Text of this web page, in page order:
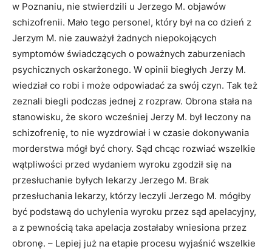
w Poznaniu, nie stwierdzili u Jerzego M. objawów
schizofrenii. Mało tego personel, który był na co dzień z
Jerzym M. nie zauważył żadnych niepokojących
symptomów świadczących o poważnych zaburzeniach
psychicznych oskarżonego. W opinii biegłych Jerzy M.
wiedział co robi i może odpowiadać za swój czyn. Tak też
zeznali biegli podczas jednej z rozpraw. Obrona stała na
stanowisku, że skoro wcześniej Jerzy M. był leczony na
schizofrenię, to nie wyzdrowiał i w czasie dokonywania
morderstwa mógł być chory. Sąd chcąc rozwiać wszelkie
wątpliwości przed wydaniem wyroku zgodził się na
przesłuchanie byłych lekarzy Jerzego M. Brak
przesłuchania lekarzy, którzy leczyli Jerzego M. mógłby
być podstawą do uchylenia wyroku przez sąd apelacyjny,
a z pewnością taka apelacja zostałaby wniesiona przez
obronę. – Lepiej już na etapie procesu wyjaśnić wszelkie